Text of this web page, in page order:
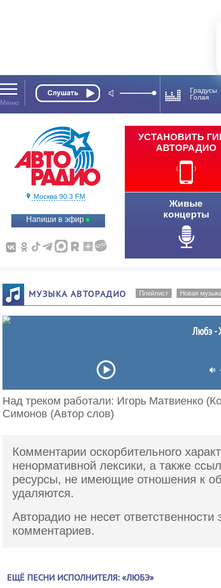
Градусы
Голая
Москва 90.3 FM
Напиши в эфир
УСТАНОВИТЬ
АВТОРАДИО
Живые
концерты
МУЗЫКА АВТОРАДИО Плейлист Новая
Любэ -
Над треком работали: Игорь Матвиенко
Симонов (Автор слов)
Комментарии оскорбительного
ненормативной лексики, а также
ресурсы, не имеющие отношения к
удаляются.
Авторадио не несет ответственности
комментариев.
ЕЩЁ ПЕСНИ ИСПОЛНИТЕЛЯ: «ЛЮБЭ»